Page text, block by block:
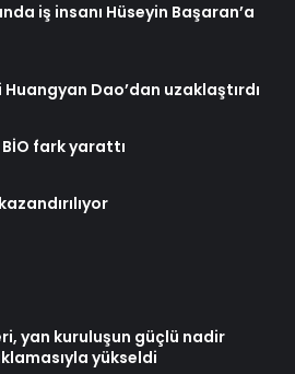
iş insanı Hüseyin Başaran’a
Dao’dan uzaklaştırdı
fark yarattı
yan kuruluşun güçlü nadir
yükseldi